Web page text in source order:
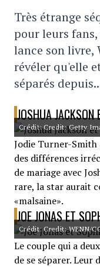
Très étrange
pour leurs
lance son livre,
révéler qu'elle
séparés
JOSHUA JACKSON
Crédit: Credit: Getty
Jodie Turner-Smith
des différences
de mariage avec
rare, la star aurait
«malsaine».
JOE JONAS ET
Crédit: Credit: WENN/
Le couple qui a
de se séparer.